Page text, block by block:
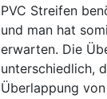
PVC Streifen
und man hat
erwarten. Die
unterschiedlich,
Überlappung